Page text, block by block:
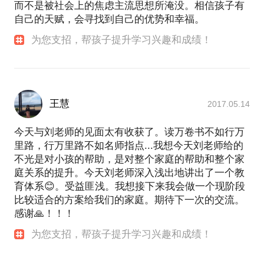
而不是被社会上的焦虑主流思想所淹没。相信孩子有
自己的天赋，会寻找到自己的优势和幸福。
为您支招，帮孩子提升学习兴趣和成绩！
王慧 2017.05.14
今天与刘老师的见面太有收获了。读万卷书不如行万
里路，行万里路不如名师指点...我想今天刘老师给的
不光是对小孩的帮助，是对整个家庭的帮助和整个家
庭关系的提升。今天刘老师深入浅出地讲出了一个教
育体系😊。受益匪浅。我想接下来我会做一个现阶段
比较适合的方案给我们的家庭。期待下一次的交流。
感谢🙏！！！
为您支招，帮孩子提升学习兴趣和成绩！